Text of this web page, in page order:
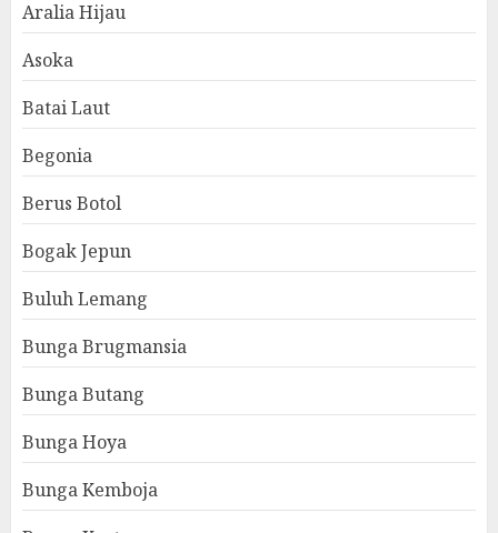
Aralia Hijau
Asoka
Batai Laut
Begonia
Berus Botol
Bogak Jepun
Buluh Lemang
Bunga Brugmansia
Bunga Butang
Bunga Hoya
Bunga Kemboja